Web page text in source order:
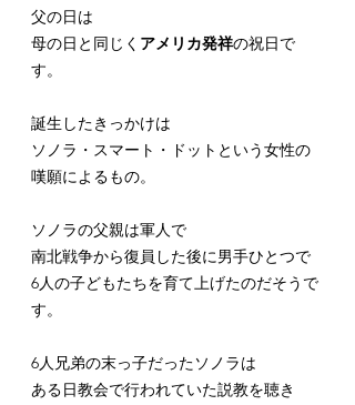
父の日は
母の日と同じく アメリカ発祥の祝日で
す。
誕生したきっかけは
ソノラ・スマート・ドットという女性の
嘆願によるもの。
ソノラの父親は軍人で
南北戦争から復員した後に男手ひとつで
6人の子どもたちを育て上げたのだそうで
す。
6人兄弟の末っ子だったソノラは
ある日教会で行われていた説教を聴き